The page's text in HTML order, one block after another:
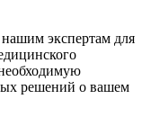
нашим экспертам для
решений о вашем